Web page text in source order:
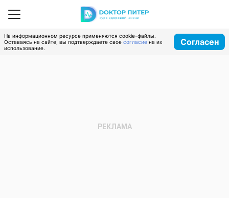
На информационном ресурсе применяются cookie-файлы.
Оставаясь на сайте, вы подтверждаете свое согласие на их
использование.
Согласен